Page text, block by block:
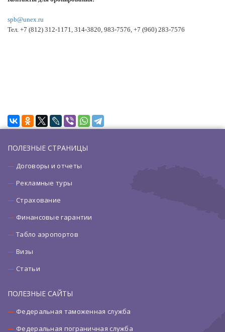
spb@unex.ru
Тел. +7 (812) 312-1171, 314-3820, 983-7576, +7 (960) 283-7576
ПОЛЕЗНЫЕ СТРАНИЦЫ
Договоры и отчеты
Рекламные туры
Страхование
Финансовые гарантии
Табло аэропортов
Визы
Статьи
ПОЛЕЗНЫЕ САЙТЫ
Федеральная таможенная служба
Федеральная пограничная служба